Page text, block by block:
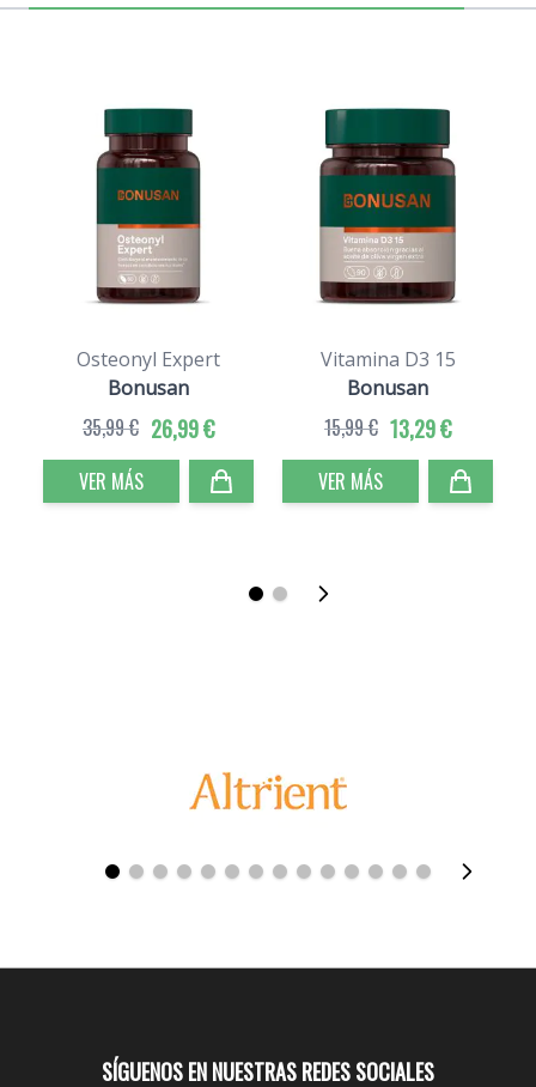
Osteonyl Expert
Bonusan
26,99 €
35,99 €
VER MÁS
Vitamina D3 15
Bonusan
13,29 €
15,99 €
VER MÁS
SÍGUENOS EN NUESTRAS REDES SOCIALES